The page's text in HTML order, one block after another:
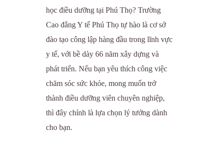
học điều dưỡng tại Phú Thọ? Trường
Cao đẳng Y tế Phú Thọ tự hào là cơ sở
đào tạo công lập hàng đầu trong lĩnh vực
y tế, với bề dày 66 năm xây dựng và
phát triển. Nếu bạn yêu thích công việc
chăm sóc sức khỏe, mong muốn trở
thành điều dưỡng viên chuyên nghiệp,
thì đây chính là lựa chọn lý tưởng dành
cho bạn.